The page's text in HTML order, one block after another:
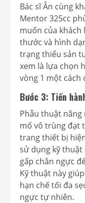
Bác sĩ Ân cùng
Mentor 325cc
muốn của khách
thước và hình
trạng thiểu sản
xem là lựa chọn
vòng 1 một cách
Bước 3: Tiến
Phẫu thuật
mổ vô trùng đạt
trang thiết bị
sử dụng kỹ
gấp chân ngực
Kỹ thuật này
hạn chế tối đa
ngực tự nhiên.